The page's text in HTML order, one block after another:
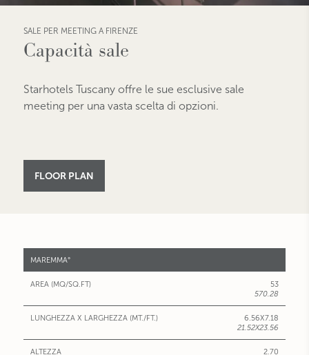
SALE PER MEETING A FIRENZE
Capacità sale
Starhotels Tuscany offre le sue esclusive sale
meeting per una vasta scelta di opzioni.
FLOOR PLAN
SALE
MAREMMA°
53
570.28
6.56X7.18
21.52X23.56
2.70